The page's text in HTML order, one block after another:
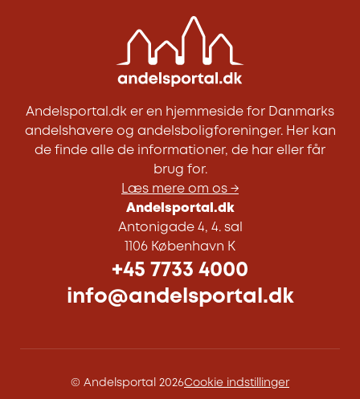
Andelsportal.dk er en hjemmeside for Danmarks
andelshavere og andelsboligforeninger. Her kan
de finde alle de informationer, de har eller får
brug for.
Læs mere om os →
Andelsportal.dk
Antonigade 4, 4. sal
1106 København K
+45 7733 4000
info@andelsportal.dk
© Andelsportal 2026Cookie indstillinger